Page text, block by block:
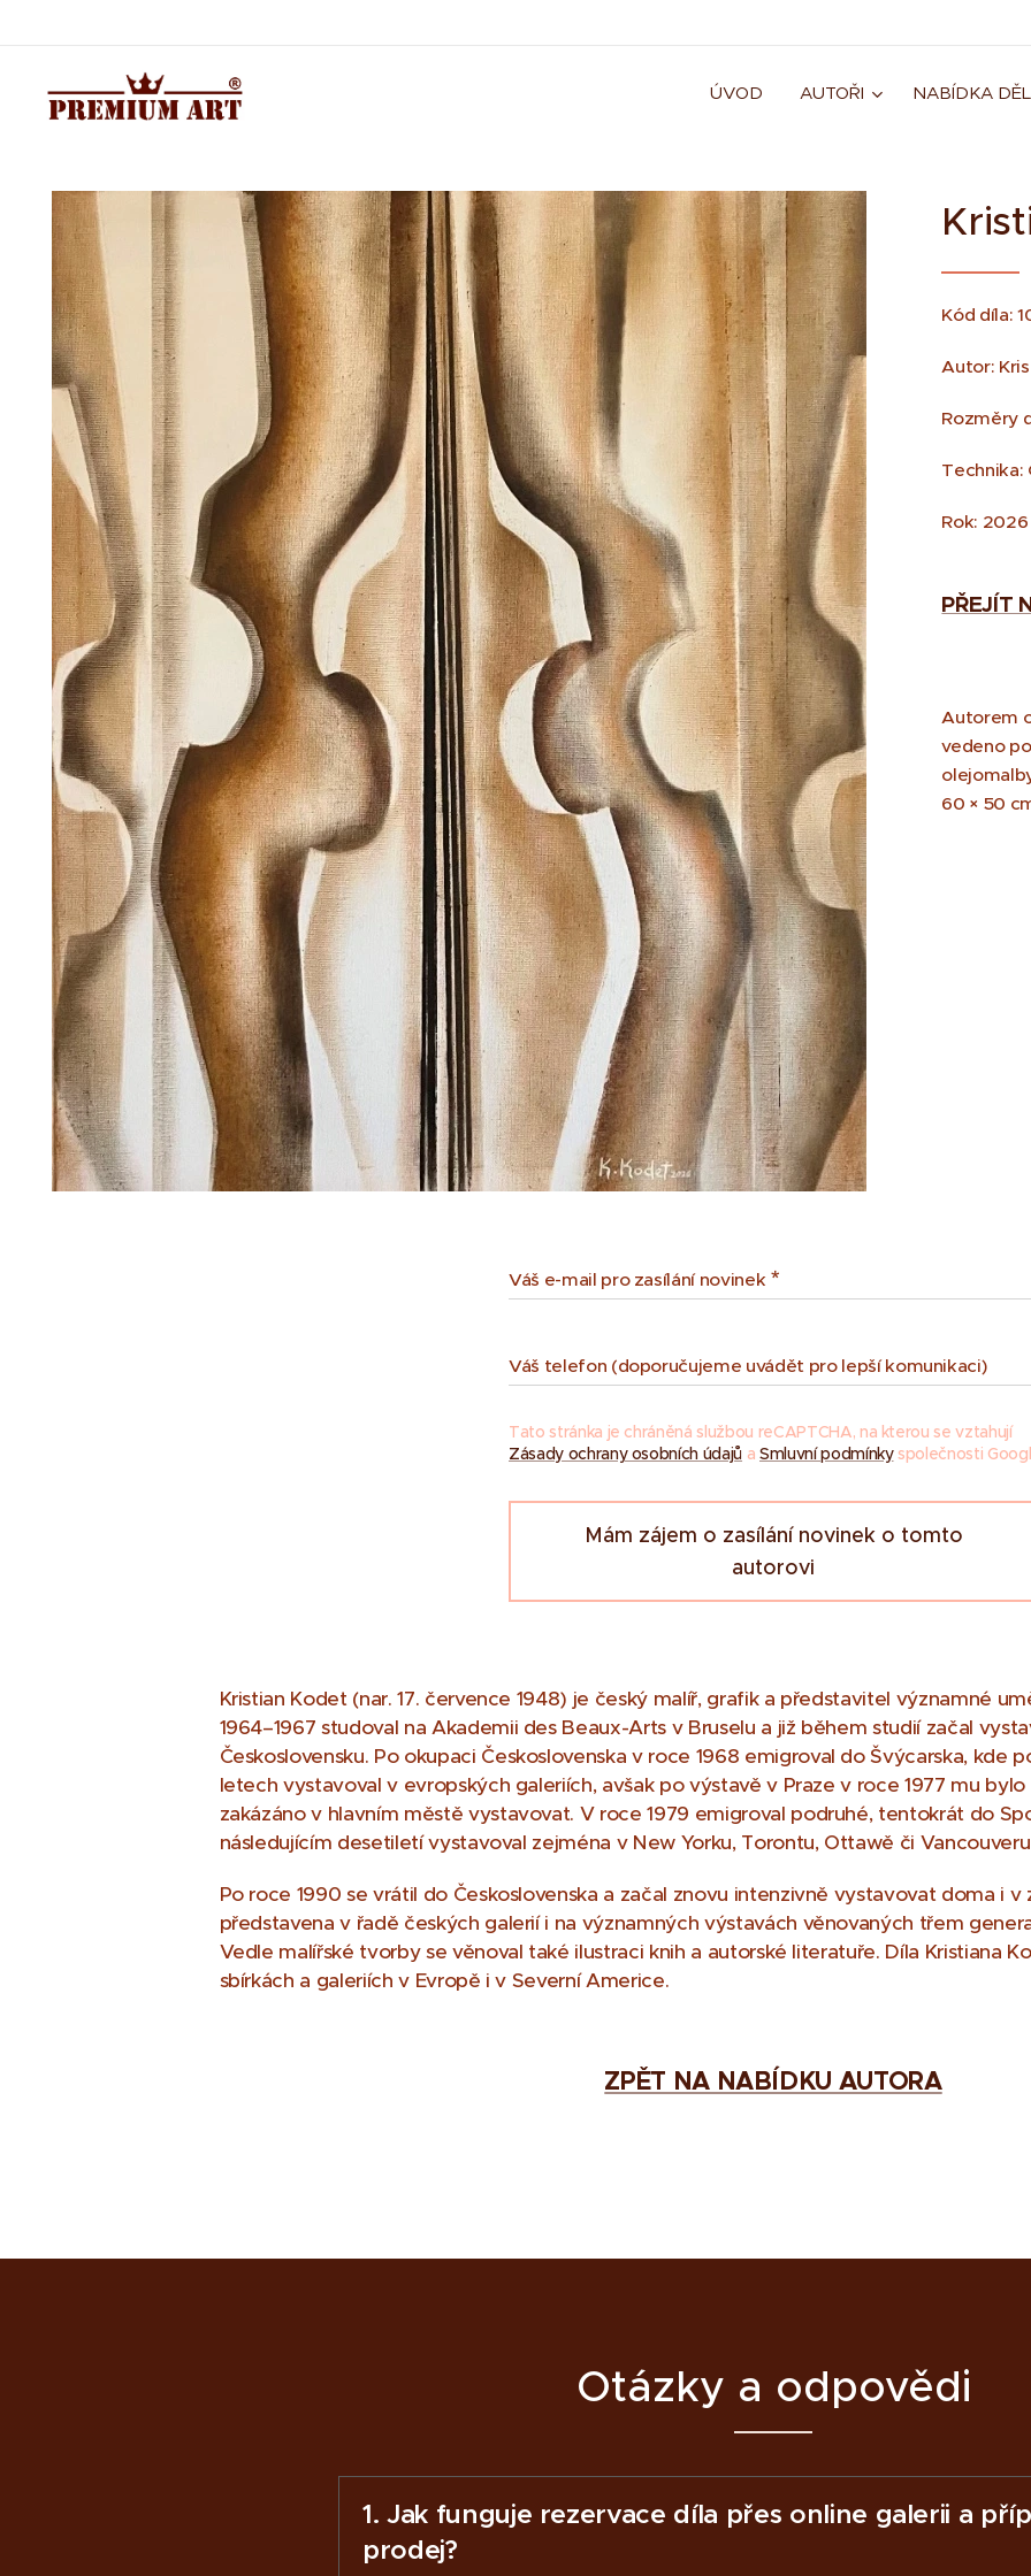
ÚVOD AUTOŘI NABÍDKA DĚL
Kód díla:
Autor:
Rozměry
Technika:
Rok: 2026
PŘEJÍT
Autorem
vedeno
60 × 50
Váš e-mail pro zasílání novinek
Váš telefon (doporučujeme uvádět pro lepší komunikaci)
Tato stránka je chráněná službou reCAPTCHA, na kterou se vztahují
Zásady ochrany osobních údajů a Smluvní podmínkyspolečnosti
Mám zájem o zasílání novinek o tomto
autorovi
Kristian Kodet (nar. 17. července 1948) je český malíř, grafik a představitel významné
1964–1967 studoval na Akademii des Beaux-Arts v Bruselu a již během studií začal
Československu. Po okupaci Československa v roce 1968 emigroval do Švýcarska, kde
letech vystavoval v evropských galeriích, avšak po výstavě v Praze v roce 1977 mu
zakázáno v hlavním městě vystavovat. V roce 1979 emigroval podruhé, tentokrát do
následujícím desetiletí vystavoval zejména v New Yorku, Torontu, Ottawě či
Po roce 1990 se vrátil do Československa a začal znovu intenzivně vystavovat doma i
představena v řadě českých galerií i na významných výstavách věnovaných třem
Vedle malířské tvorby se věnoval také ilustraci knih a autorské literatuře. Díla Kristiana
sbírkách a galeriích v Evropě i v Severní Americe.
ZPĚT NA NABÍDKU AUTORA
Otázky a odpovědi
1. Jak funguje rezervace díla přes online galerii a
prodej?